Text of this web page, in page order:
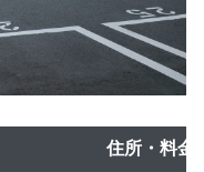
住所・料金